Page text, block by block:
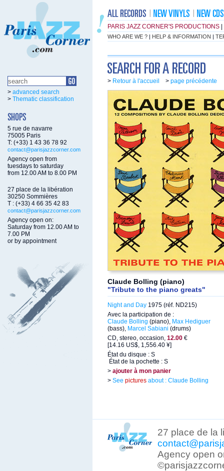
PARIS JAZZ CORNER'S PRODUCTIONS
WHO ARE WE ? | HELP & INFORMATION |
> advanced search
> Thematic classification
5 rue de navarre
75005 Paris
T: (+33) 1 43 36 78 92
contact@parisjazzcorner.com
Agency open from
tuesdays to saturday
from 12.00 AM to 8.00 PM
27 place de la libération
30250 Sommières
T : (+33) 4 66 35 42 83
contact@parisjazzcorner.com
Agency open on:
Saturday from 12.00 AM to
7.00 PM
or by appointment
> Retour à l'accueil > page précédente
Claude Bolling (piano)
"Tribute to the piano greats"
Night and Day 1975 (réf. ND215)
Avec la participation de :
Claude Bolling (piano), Max Hediguer
(bass), Marcel Sabiani (drums)
CD, stereo, occasion, 12.00 €
[14.16 US$, 1,556.40 ¥]
État du disque : S
État de la pochette : S
> ajouter à mon panier
> See pictures about : Claude Bolling
27 place de la
Agency open